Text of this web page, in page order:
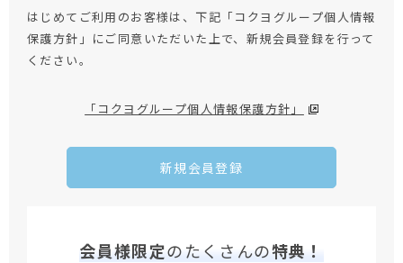
はじめてご利用のお客様は、下記「コクヨグループ個人情報
保護方針」にご同意いただいた上で、新規会員登録を行って
ください。
「コクヨグループ個人情報保護方針」
新規会員登録
会員様限定のたくさんの特典！